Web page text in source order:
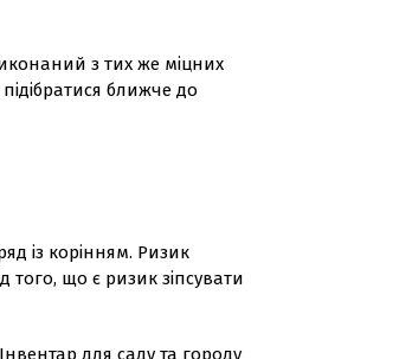
з тих же міцних
ближче до
із корінням. Ризик
що є ризик зіпсувати
для саду та городу